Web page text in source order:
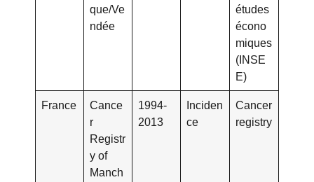
que/Ve
ndée
études
écono
miques
(INSE
E)
France
Cance
r
Registr
y of
Manch
1994-
2013
Inciden
ce
Cancer
registry